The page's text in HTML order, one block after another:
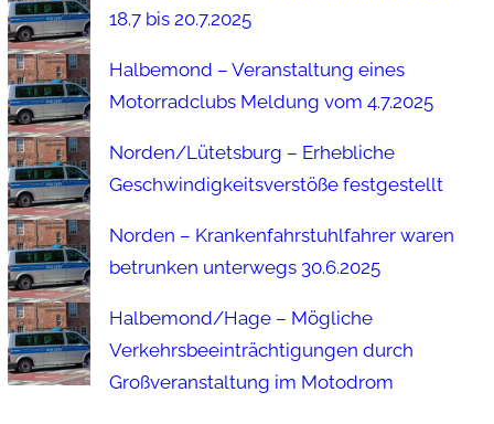
18.7 bis 20.7.2025
Halbemond – Veranstaltung eines
Motorradclubs Meldung vom 4.7.2025
Norden/Lütetsburg – Erhebliche
Geschwindigkeitsverstöße festgestellt
Norden – Krankenfahrstuhlfahrer waren
betrunken unterwegs 30.6.2025
Halbemond/Hage – Mögliche
Verkehrsbeeinträchtigungen durch
Großveranstaltung im Motodrom